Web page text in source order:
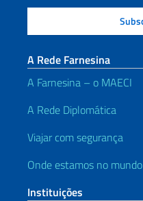
A Rede Farnesina
A Farnesina – o MAECI
A Rede Diplomática
Viajar com segurança
Onde estamos no mundo
Instituições